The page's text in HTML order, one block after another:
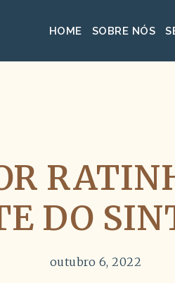
HOME SOBRE NÓS
DO
outubro 6, 2022